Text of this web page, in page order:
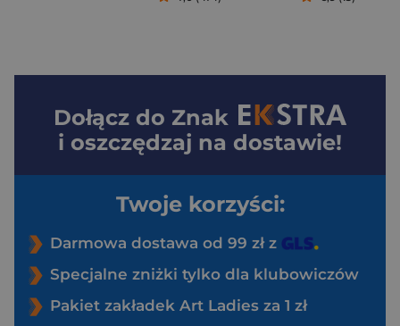
Dołącz do Znak
i oszczędzaj na dostawie!
Twoje korzyści:
Darmowa dostawa od 99 zł z
Specjalne zniżki tylko dla klubowiczów
Pakiet zakładek Art Ladies za 1 zł